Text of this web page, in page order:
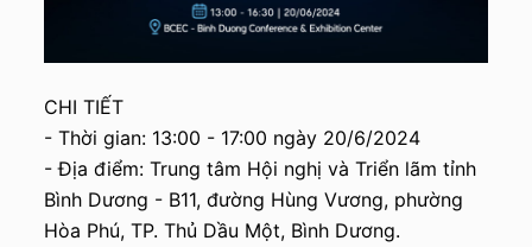
CHI TIẾT
- Thời gian: 13:00 - 17:00 ngày 20/6/2024
- Địa điểm: Trung tâm Hội nghị và Triển lãm tỉnh
Bình Dương - B11, đường Hùng Vương, phường
Hòa Phú, TP. Thủ Dầu Một, Bình Dương.